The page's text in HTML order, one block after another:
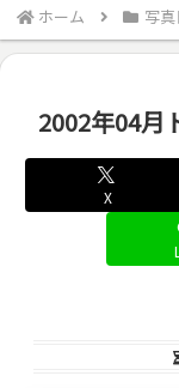
ホーム 写
2002年04月
X